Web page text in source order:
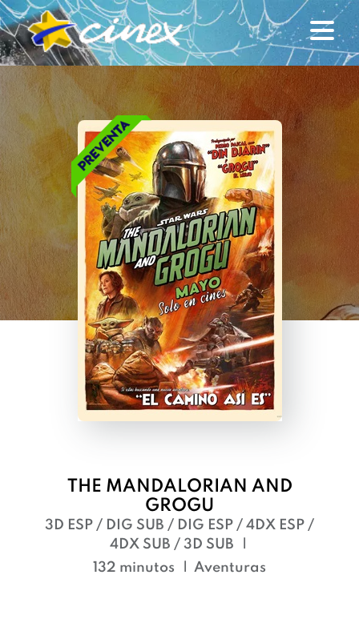
THE MANDALORIAN AND
GROGU
3D ESP / DIG SUB / DIG ESP / 4DX ESP /
4DX SUB / 3D SUB
132 minutos
Aventuras